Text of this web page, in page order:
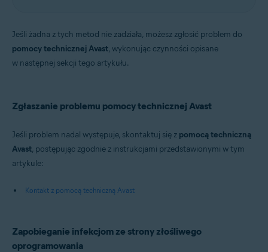
Jeśli żadna z tych metod nie zadziała, możesz zgłosić problem do
pomocy technicznej Avast, wykonując czynności opisane
w następnej sekcji tego artykułu.
Zgłaszanie problemu pomocy technicznej Avast
Jeśli problem nadal występuje, skontaktuj się z pomocą techniczną
Avast, postępując zgodnie z instrukcjami przedstawionymi w tym
artykule:
Kontakt z pomocą techniczną Avast
Zapobieganie infekcjom ze strony złośliwego
oprogramowania